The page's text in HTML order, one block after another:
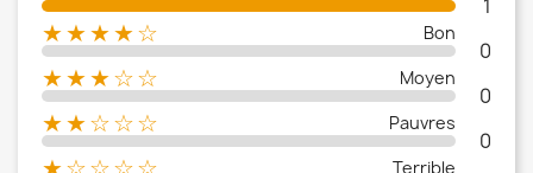
1
★★★★☆
Bon
0
★★★☆☆
Moyen
0
★★☆☆☆
Pauvres
0
Terrible